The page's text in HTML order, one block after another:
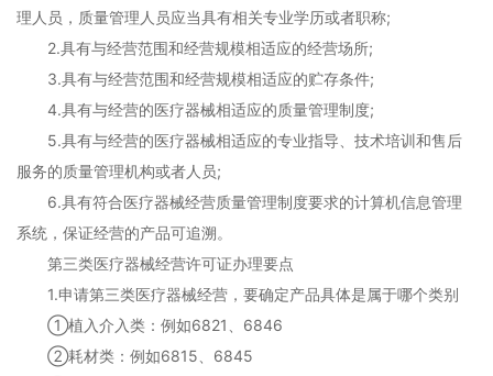
理人员，质量管理人员应当具有相关专业学历或者职称;
2.具有与经营范围和经营规模相适应的经营场所;
3.具有与经营范围和经营规模相适应的贮存条件;
4.具有与经营的医疗器械相适应的质量管理制度;
5.具有与经营的医疗器械相适应的专业指导、技术培训和售后
服务的质量管理机构或者人员;
6.具有符合医疗器械经营质量管理制度要求的计算机信息管理
系统，保证经营的产品可追溯。
第三类医疗器械经营许可证办理要点
1.申请第三类医疗器械经营，要确定产品具体是属于哪个类别
①植入介入类：例如6821、6846
②耗材类：例如6815、6845